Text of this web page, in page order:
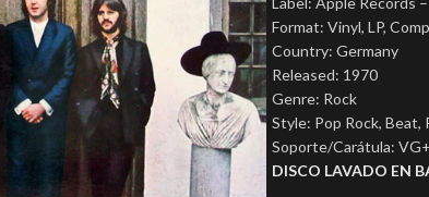
Format: Vinyl, LP,
Country: Germany
Released: 1970
Genre: Rock
Style: Pop Rock, Beat,
Soporte/Carátula:
DISCO LAVADO EN